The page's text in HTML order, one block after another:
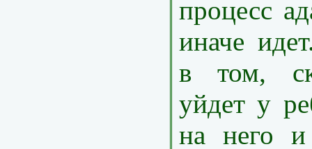
процесс
иначе
в том,
уйдет у
на него и